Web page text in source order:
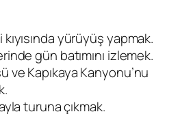
yürüyüş yapmak.
gün batımını izlemek.
ve Kapıkaya Kanyonu’nu
turuna çıkmak.